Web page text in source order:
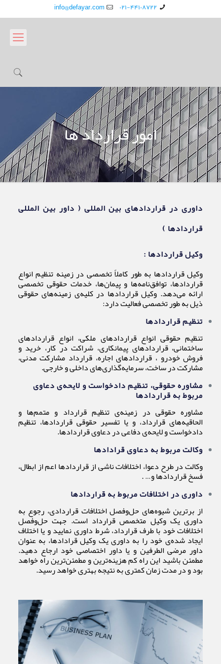
۰۲۱-۴۴۱۰۸۷۲۲ info@defayar.com
امور قرارداد ها
داوری در قراردادهای بین المللی ( داور بین المللی
قراردادها )
وکیل قراردادها :
وکیل قراردادها به طور کاملاً تخصصی در زمینه تنظیم انواع
قراردادها، توافق‌نامه‌ها و پیمان‌ها، خدمات حقوقی تخصصی
ارائه می‌دهد. وکیل قراردادها در کلیه‌ی زمینه‌های حقوقی
ذیل به طور تخصصی فعالیت دارد:
تنظیم قراردادها
تنظیم حقوقی انواع قراردادهای ملکی، انواع قراردادهای
ساختمانی، قراردادهای پیمانکاری، شراکت‌ در کار، خرید و
فروش خودرو ، قراردادهای اجاره، قرارداد مشارکت مدنی،
مشارکت در ساخت، سرمایه‌گذاری‌های داخلی و خارجی.
مشاوره حقوقی، تنظیم دادخواست و لایحه‌ی دعاوی
مربوط به قراردادها
مشاوره حقوقی در زمینه‌ی تنظیم قرارداد و متمم‌ها و
الحاقیه‌های قرارداد، و یا تفسیر حقوقی قراردادها، تنظیم
دادخواست و لایحه‌ی دفاعی در دعاوی قراردادها.
وکالت مربوط به دعاوی قرادادها
وکالت در طرح دعوا، اختلافات ناشی از قراردادها اعم از ابطال،
فسخ قراردادها و… .
داوری در اختلافات مربوط به قراردادها
از برترین شیوه‌های حل‌و‌فصل اختلافات قراردادی، رجوع به
داوری یک وکیل متخصص قرارداد است. جهت حل‌و‌فصل
اختلافات خود با طرف قرارداد، شرط داوری نمایید و یا اختلاف
ایجاد شده‌ی خود را به داوری یک وکیل قرادادها، به عنوان
داور مرضی الطرفین و یا داور اختصاصی خود ارجاع دهید.
مطمئن باشید این راه کم هزینه‌ترین و مطمئن‌ترین راه خواهد
بود و در مدت زمان کمتری به نتیجه بهتری خواهد رسید.